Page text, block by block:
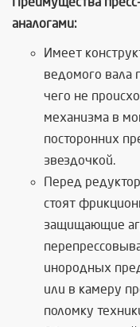
аналогами:
Имеет
ведомого вала
чего не
механизма в
посторонних
звездочкой.
Перед
стоят
защищающие
инородных
или в камеру
поломку